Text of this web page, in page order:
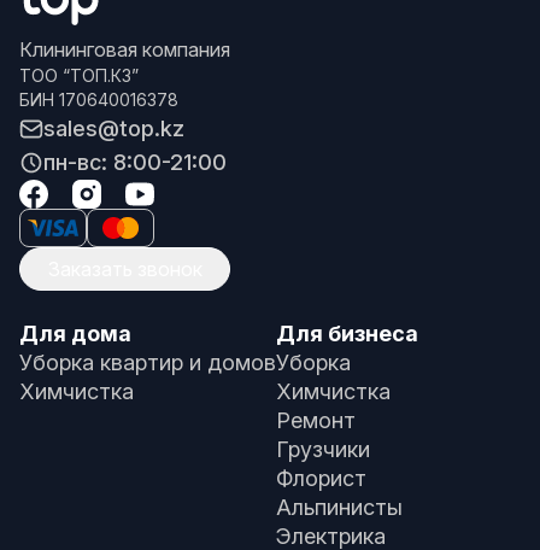
Клининговая компания
ТОО “ТОП.КЗ”
БИН 170640016378
sales@top.kz
пн-вс: 8:00-21:00
Для дома
Уборка квартир и домов
Химчистка
Для бизнеса
Уборка
Химчистка
Ремонт
Грузчики
Флорист
Альпинисты
Электрика